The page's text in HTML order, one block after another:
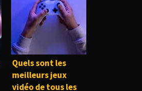
Quels sont les
meilleurs jeux
vidéo de tous les